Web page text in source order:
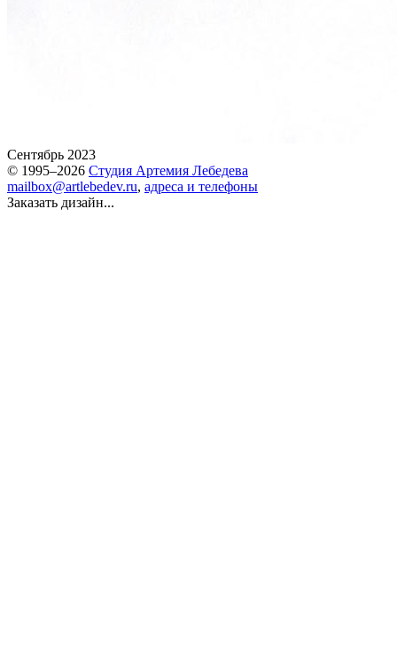
Сентябрь 2023
© 1995–2026 Студия Артемия Лебедева
mailbox@artlebedev.ru, адреса и телефоны
Заказать дизайн...